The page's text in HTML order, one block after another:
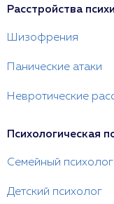
Расстройства
Шизофрения
Панические атаки
Невротические
Психологическая
Семейный психолог
Детский психолог